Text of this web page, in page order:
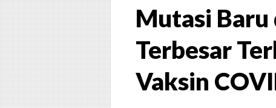
Mutasi Baru
Terbesar
Vaksin